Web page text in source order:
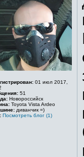
01 июл 2017,
51
Новороссийск
Toyota Vista Ardeo
диванчик =)
Посмотреть блог (1)